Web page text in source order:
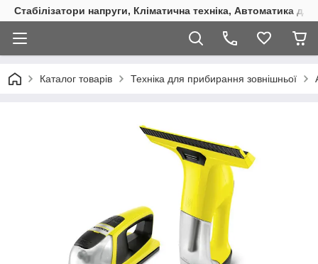
Стабілізатори напруги, Кліматична техніка, Автоматика
Каталог товарів Техніка для прибирання зовнішньої